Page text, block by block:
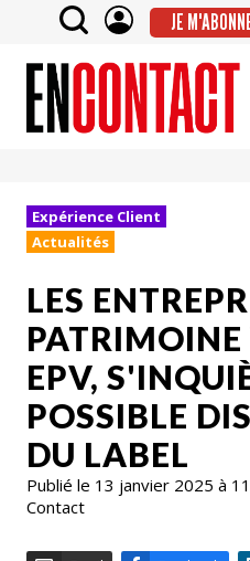
JE
Expérience Client
Actualités
LES
EPV,
POSSIBLE
DU LABEL
Publié le 13 janvier 2025 à
Contact